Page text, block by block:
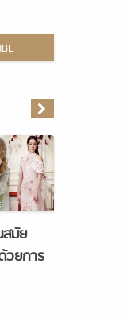
มัย
วยการ
สื้อ